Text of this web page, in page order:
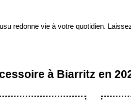
redonne vie à votre quotidien.
à Biarritz en